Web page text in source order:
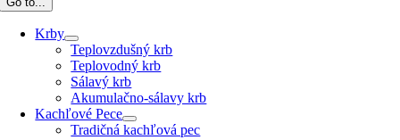
Krby
Teplovzdušný krb
Teplovodný krb
Sálavý krb
Akumulačno-sálavy krb
Kachľové Pece
Tradičná kachľová pec